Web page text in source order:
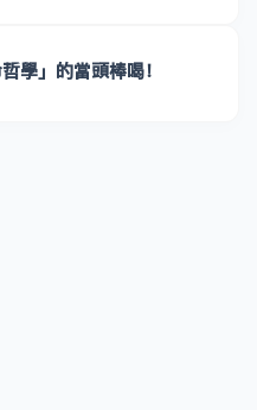
學」的當頭棒喝！